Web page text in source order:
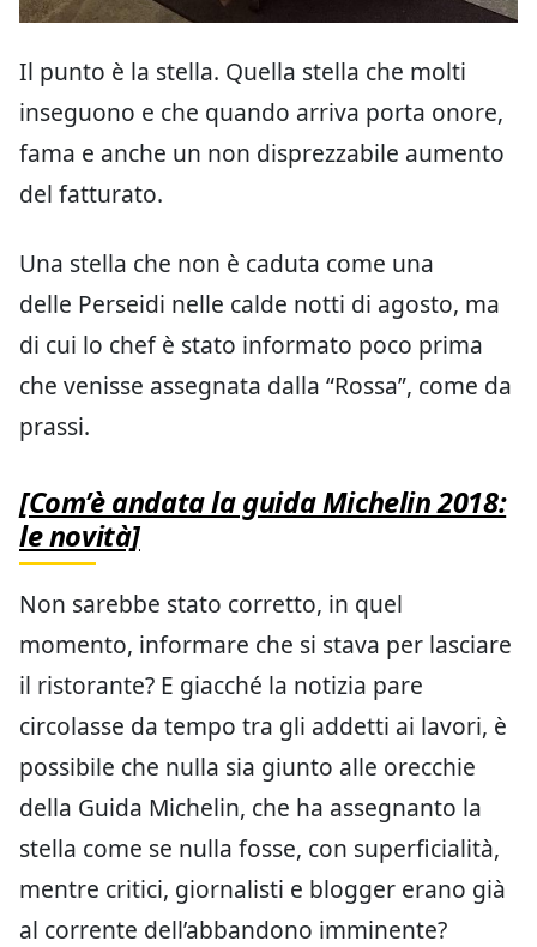
Il punto è la stella. Quella stella che molti
inseguono e che quando arriva porta onore,
fama e anche un non disprezzabile aumento
del fatturato.
Una stella che non è caduta come una
delle Perseidi nelle calde notti di agosto, ma
di cui lo chef è stato informato poco prima
che venisse assegnata dalla “Rossa”, come da
prassi.
[Com’è andata la guida Michelin 2018:
le novità]
Non sarebbe stato corretto, in quel
momento, informare che si stava per lasciare
il ristorante? E giacché la notizia pare
circolasse da tempo tra gli addetti ai lavori, è
possibile che nulla sia giunto alle orecchie
della Guida Michelin, che ha assegnanto la
stella come se nulla fosse, con superficialità,
mentre critici, giornalisti e blogger erano già
al corrente dell’abbandono imminente?